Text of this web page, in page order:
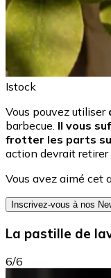
Istock
Vous pouvez utiliser
barbecue. Il vous
frotter les parts
action devrait retirer
Vous avez aimé cet
Inscrivez-vous à nos
La pastille de
6/6